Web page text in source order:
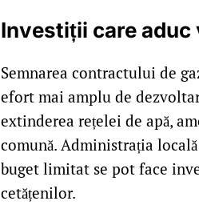
Investiții care
Semnarea contractului de
efort mai amplu de
extinderea rețelei de apă,
comună. Administrația
buget limitat se pot face
cetățenilor.